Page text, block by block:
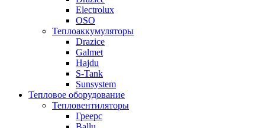
Electrolux
OSO
Теплоаккумуляторы
Drazice
Galmet
Hajdu
S-Tank
Sunsystem
Тепловое оборудование
Тепловентиляторы
Греерс